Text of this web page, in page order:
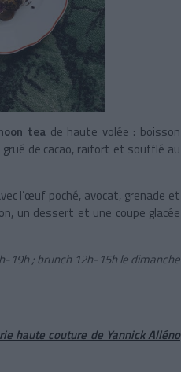
tea de haute volée : boisson
de cacao, raifort et soufflé au
l’œuf poché, avocat, grenade et
un dessert et une coupe glacée
19h ; brunch 12h-15h le dimanche
haute couture de Yannick Alléno